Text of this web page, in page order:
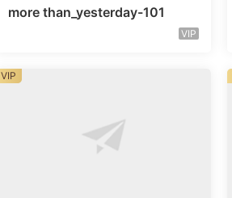
more than_yesterday-101
VIP
VIP